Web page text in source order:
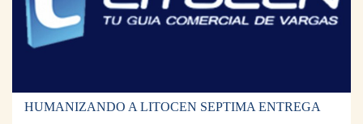
HUMANIZANDO A LITOCEN SEPTIMA ENTREGA